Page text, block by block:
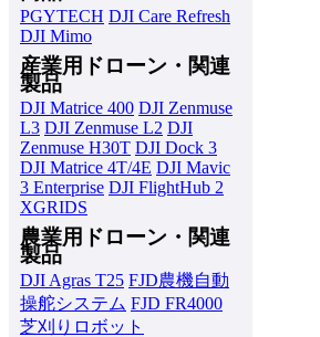
PGYTECH DJI Care Refresh
DJI Mimo
産業用ドローン・関連
製品
DJI Matrice 400 DJI Zenmuse
L3 DJI Zenmuse L2 DJI
Zenmuse H30T DJI Dock 3
DJI Matrice 4T/4E DJI Mavic
3 Enterprise DJI FlightHub 2
XGRIDS
農業用ドローン・関連
製品
DJI Agras T25 FJD農機自動
操舵システム FJD FR4000
芝刈りロボット